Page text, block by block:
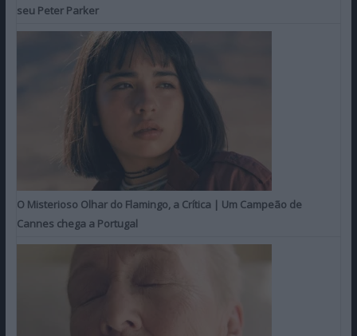
seu Peter Parker
O Misterioso Olhar do Flamingo, a Crítica | Um Campeão de
Cannes chega a Portugal